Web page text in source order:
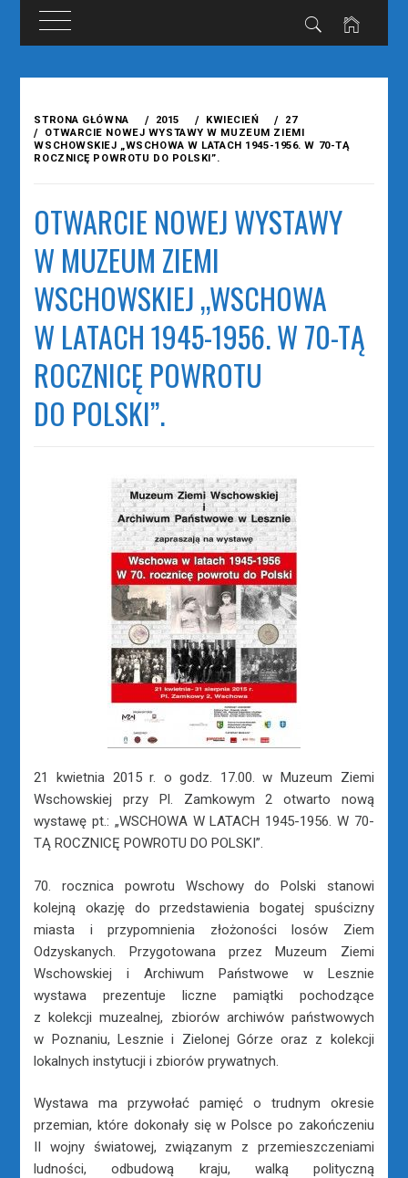
treści
STRONA GŁÓWNA 2015 KWIECIEŃ
27
OTWARCIE NOWEJ WYSTAWY W MUZEUM ZIEMI
WSCHOWSKIEJ „WSCHOWA W LATACH 1945-1956. W 70-TĄ
ROCZNICĘ POWROTU DO POLSKI”.
OTWARCIE NOWEJ WYSTAWY
W MUZEUM ZIEMI
WSCHOWSKIEJ „WSCHOWA
W LATACH 1945-1956. W 70-TĄ
ROCZNICĘ POWROTU
DO POLSKI”.
21 kwietnia 2015 r. o godz. 17.00. w Muzeum Ziemi
Wschowskiej przy Pl. Zamkowym 2 otwarto nową
wystawę pt.: „WSCHOWA W LATACH 1945-1956. W 70-
TĄ ROCZNICĘ POWROTU DO POLSKI”.
70. rocznica powrotu Wschowy do Polski stanowi
kolejną okazję do przedstawienia bogatej spuścizny
miasta i przypomnienia złożoności losów Ziem
Odzyskanych. Przygotowana przez Muzeum Ziemi
Wschowskiej i Archiwum Państwowe w Lesznie
wystawa prezentuje liczne pamiątki pochodzące
z kolekcji muzealnej, zbiorów archiwów państwowych
w Poznaniu, Lesznie i Zielonej Górze oraz z kolekcji
lokalnych instytucji i zbiorów prywatnych.
Wystawa ma przywołać pamięć o trudnym okresie
przemian, które dokonały się w Polsce po zakończeniu
II wojny światowej, związanym z przemieszczeniami
ludności, odbudową kraju, walką polityczną